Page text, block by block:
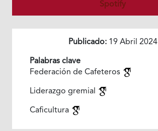
Spotify
Publicado:19 Abril 2024
Palabras clave
Federación de Cafeteros
Liderazgo gremial
Caficultura